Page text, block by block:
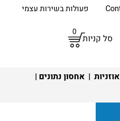
פעולות בשירות עצמי
סל קניות
0
אוזניות | אחסון נתונים |